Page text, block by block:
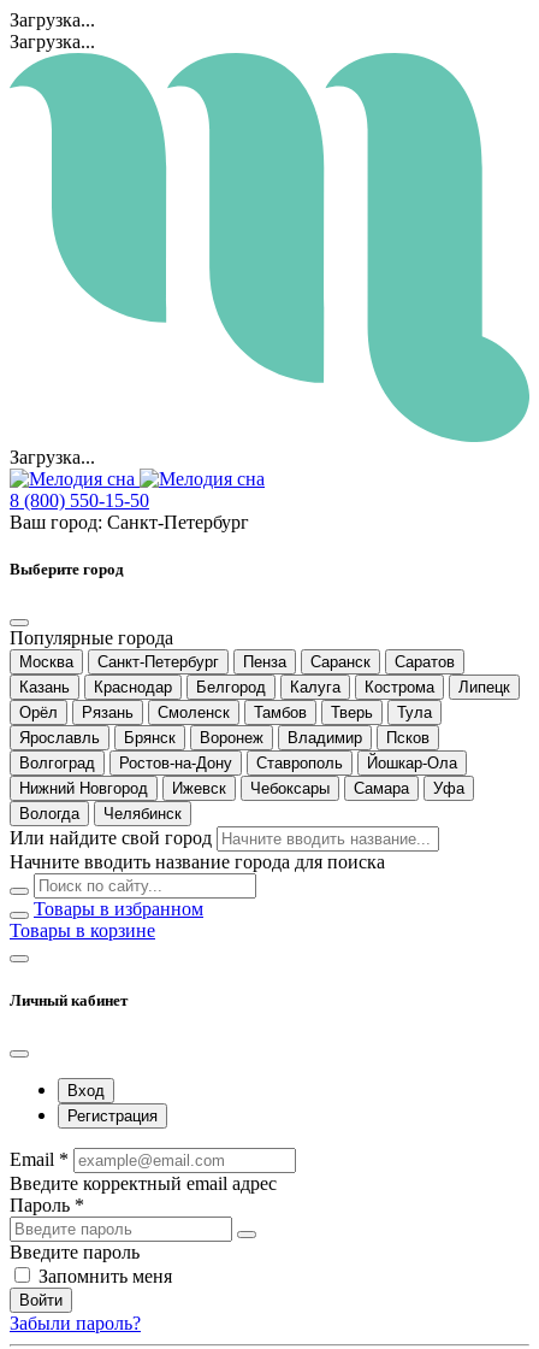
Загрузка...
Загрузка...
Загрузка...
8 (800) 550-15-50
Ваш город: Санкт-Петербург
Выберите город
Популярные города
Москва Санкт-Петербург Пенза Саранск
Саратов
Казань
Краснодар Белгород Калуга Кострома
Липецк
Орёл
Рязань Смоленск Тамбов Тверь
Тула
Ярославль
Брянск Воронеж Владимир
Псков
Волгоград
Ростов-на-Дону Ставрополь
Йошкар-Ола
Нижний Новгород
Ижевск Чебоксары Самара
Уфа
Вологда
Челябинск
Или найдите свой город
Начните вводить название города для поиска
Товары в избранном
Товары в корзине
Личный кабинет
Вход
Регистрация
Email *
Введите корректный email адрес
Пароль *
Введите пароль
Запомнить меня
Войти
Забыли пароль?